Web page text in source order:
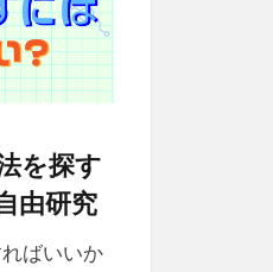
を探す
由研究
ばいいか